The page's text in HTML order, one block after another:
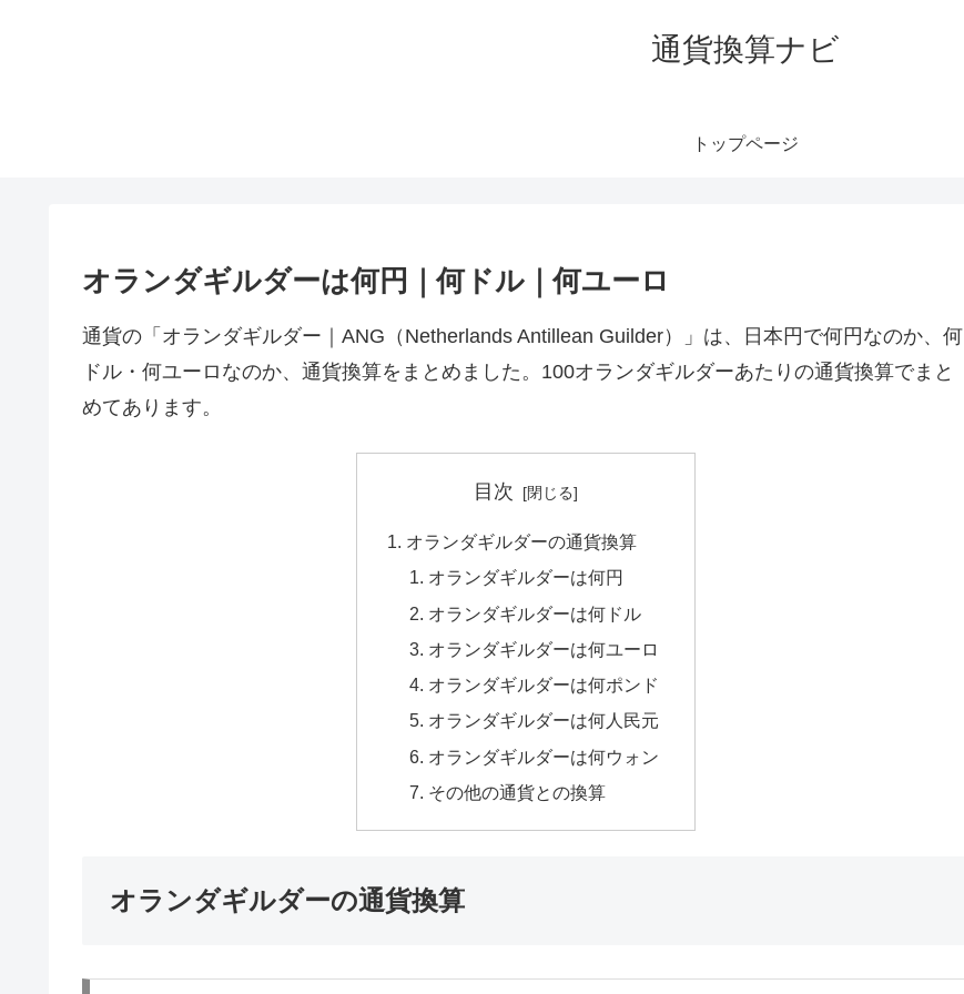
通貨換算ナビ
トップページ
オランダギルダーは何円｜何ドル｜何ユーロ
通貨の「オランダギルダー｜ANG（Netherlands Antillean Guilder）」は、日本円で何円なのか、何
ドル・何ユーロなのか、通貨換算をまとめました。100オランダギルダーあたりの通貨換算でまと
めてあります。
目次
オランダギルダーの通貨換算
オランダギルダーは何円
オランダギルダーは何ドル
オランダギルダーは何ユーロ
オランダギルダーは何ポンド
オランダギルダーは何人民元
オランダギルダーは何ウォン
その他の通貨との換算
オランダギルダーの通貨換算